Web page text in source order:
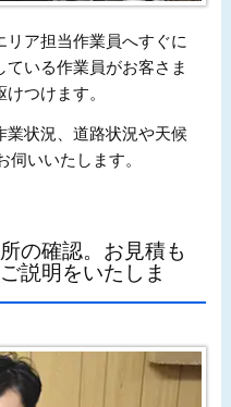
ア担当作業員へすぐに
いる作業員がお客さま
つけます。
業状況、道路状況や天候
いいたします。
の確認。お見積も
説明をいたしま